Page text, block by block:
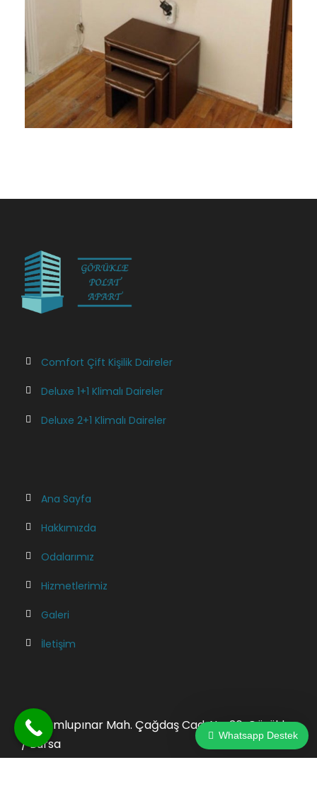
Whatsapp Destek
Comfort Çift Kişilik Daireler
Deluxe 1+1 Klimalı Daireler
Deluxe 2+1 Klimalı Daireler
Ana Sayfa
Hakkımızda
Odalarımız
Hizmetlerimiz
Galeri
İletişim
Dumlupınar Mah. Çağdaş Cad. No: 36, Görükle
/ Bursa